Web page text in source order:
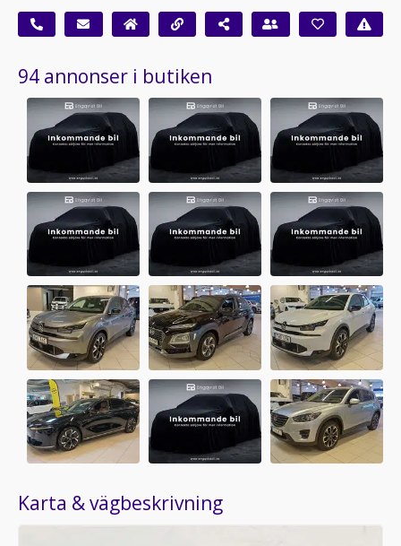
94 annonser i butiken
Karta & vägbeskrivning